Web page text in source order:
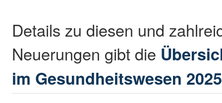
Details zu diesen und
Neuerungen gibt die
im Gesundheitswesen 2025